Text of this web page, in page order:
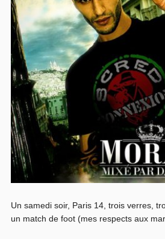
Un samedi soir, Paris 14, trois verres,
un match de foot (mes respects aux